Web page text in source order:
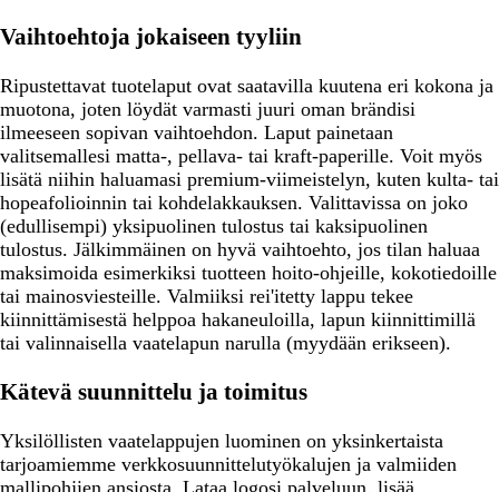
Vaihtoehtoja jokaiseen tyyliin
Ripustettavat tuotelaput ovat saatavilla kuutena eri kokona ja
muotona, joten löydät varmasti juuri oman brändisi
ilmeeseen sopivan vaihtoehdon. Laput painetaan
valitsemallesi matta-, pellava- tai kraft-paperille. Voit myös
lisätä niihin haluamasi premium-viimeistelyn, kuten kulta- tai
hopeafolioinnin tai kohdelakkauksen. Valittavissa on joko
(edullisempi) yksipuolinen tulostus tai kaksipuolinen
tulostus. Jälkimmäinen on hyvä vaihtoehto, jos tilan haluaa
maksimoida esimerkiksi tuotteen hoito-ohjeille, kokotiedoille
tai mainosviesteille. Valmiiksi rei'itetty lappu tekee
kiinnittämisestä helppoa hakaneuloilla, lapun kiinnittimillä
tai valinnaisella vaatelapun narulla (myydään erikseen).
Kätevä suunnittelu ja toimitus
Yksilöllisten vaatelappujen luominen on yksinkertaista
tarjoamiemme verkkosuunnittelutyökalujen ja valmiiden